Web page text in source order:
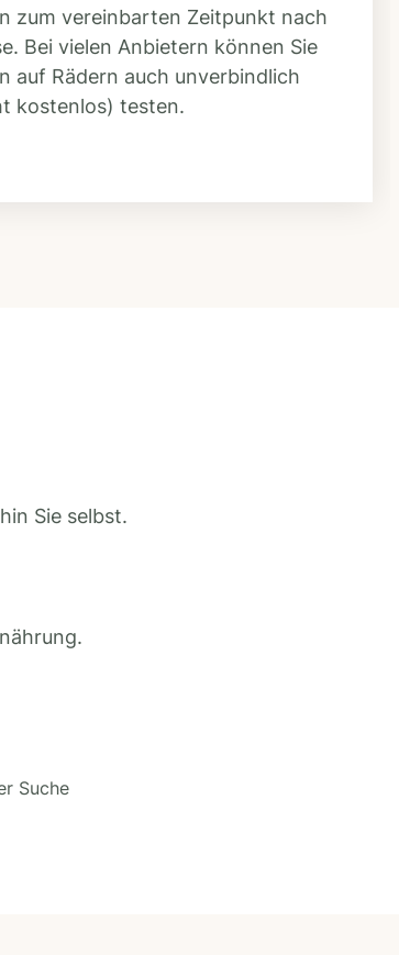
zum vereinbarten Zeitpunkt nach
Bei vielen Anbietern können Sie
auf Rädern auch unverbindlich
kostenlos) testen.
Sie selbst.
Suche